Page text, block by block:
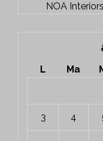
NOA
L Ma
3 4